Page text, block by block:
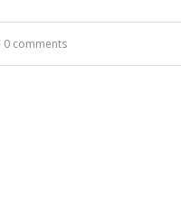
0 comments